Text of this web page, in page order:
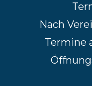
Nach
Termine